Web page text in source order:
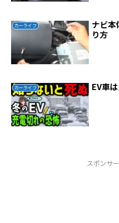
カーライフ
ナビ
り方
カーライフ EV車
スポンサ